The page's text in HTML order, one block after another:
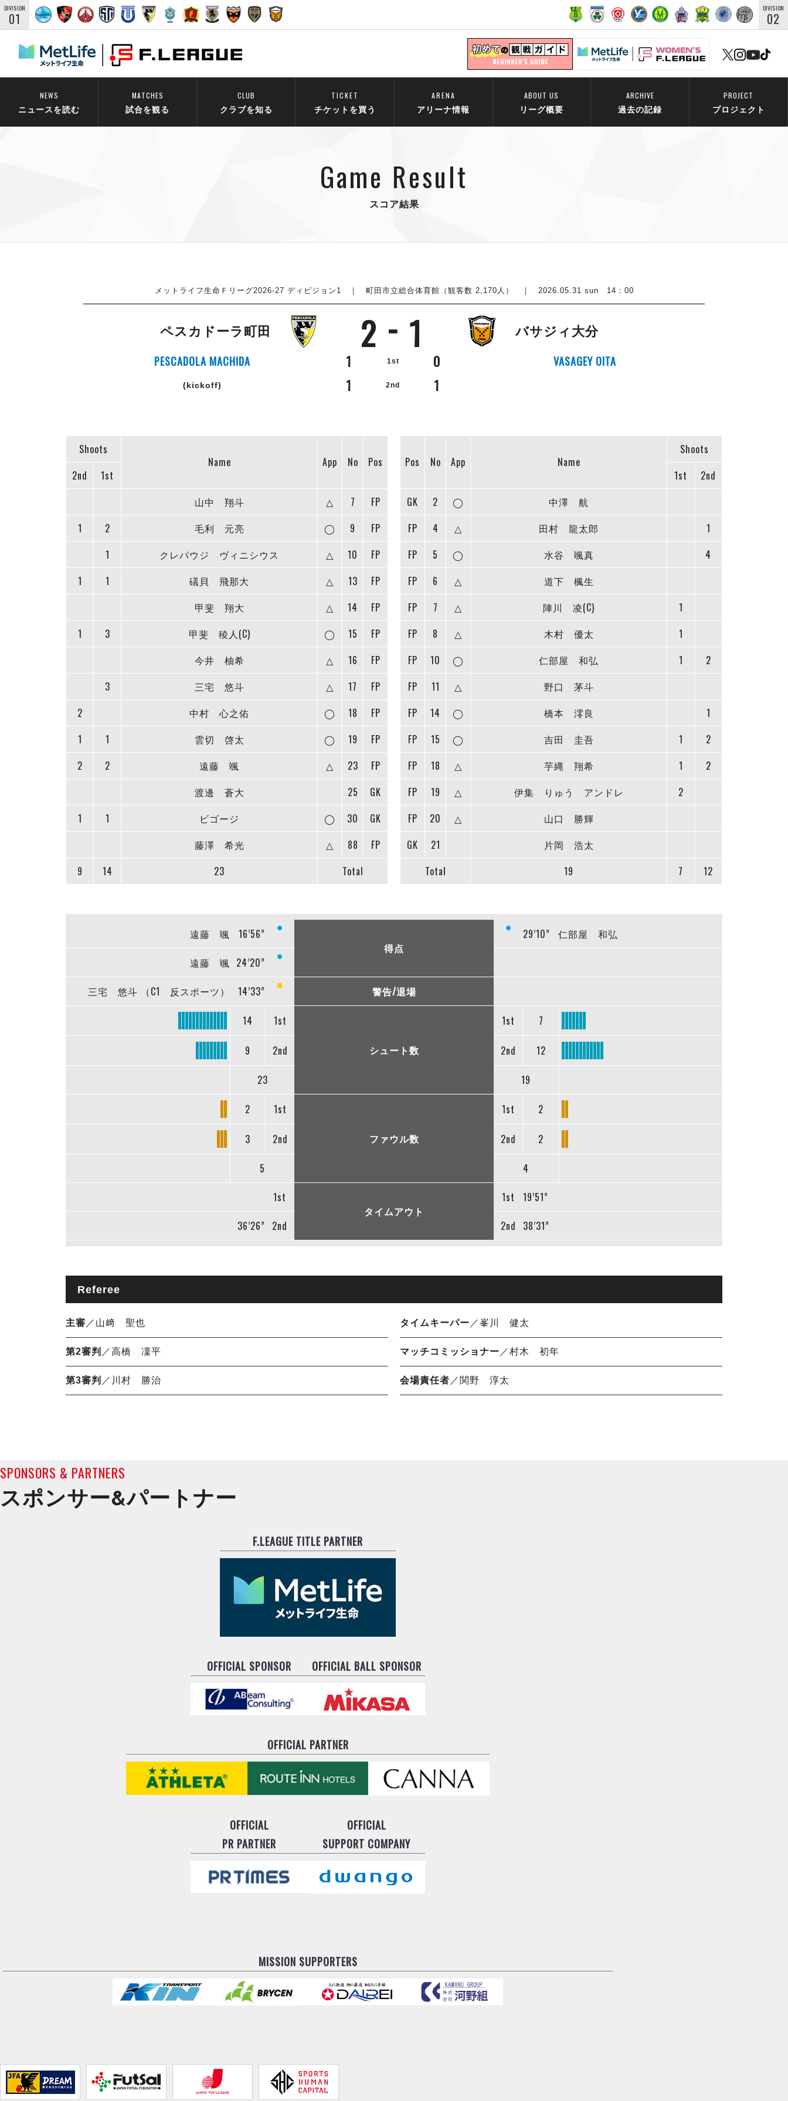
DIVISION
01
DIVISION
02
NEWS
ニュースを読む
MATCHES
試合を観る
CLUB
クラブを知る
TICKET
チケットを買う
ARENA
アリーナ情報
ABOUT US
リーグ概要
ARCHIVE
過去の記録
PROJECT
プロジェクト
Game Result
スコア結果
メットライフ生命Ｆリーグ2026-27 ディビジョン1 ｜ 町田市立総合体育館（観客数 2,170人） ｜ 2026.05.31 sun 14：00
ペスカドーラ町田 2 1 バサジィ大分
PESCADOLA MACHIDA 1 1st 0 VASAGEY OITA
(kickoff) 1 2nd 1
Shoots
Name
App No
Pos
2nd
1st
山中 翔斗
△ 7
FP
1
2 毛利 元亮 ◯ 9
FP
1
クレパウジ ヴィニシウス △ 10
FP
1
1 礒貝 飛那大 △ 13
FP
甲斐 翔大
△ 14
FP
1
3 甲斐 稜人(C) ◯ 15
FP
今井 柚希
△ 16
FP
3
三宅 悠斗 △ 17
FP
2
中村 心之佑 ◯ 18
FP
1
1 雲切 啓太 ◯ 19
FP
2
2 遠藤 颯 △ 23
FP
渡邊 蒼大
25
GK
1
1 ビゴージ ◯ 30
GK
藤澤 希光
△ 88
FP
9
14 23 Total
Pos No App Name
Shoots
1st
2nd
GK
2 ◯
中澤 航
FP
4 △ 田村 龍太郎
1
FP
5 ◯ 水谷 颯真
4
FP
6 △
道下 楓生
FP
7 △ 陣川 凌(C)
1
FP
8 △ 木村 優太
1
FP
10 ◯ 仁部屋 和弘 1
2
FP
11 △
野口 茅斗
FP
14 ◯ 橋本 澪良
1
FP
15 ◯ 吉田 圭吾 1
2
FP
18 △ 芋縄 翔希 1
2
FP
19 △ 伊集 りゅう アンドレ
2
FP
20 △
山口 勝輝
GK
21
片岡 浩太
Total
19 7 12
遠藤 颯
16’56”
得点
29’10” 仁部屋 和弘
遠藤 颯 24’20”
三宅 悠斗 （C1 反スポーツ） 14’33” 警告/退場
14 1st
シュート数
1st 7
9 2nd 2nd 12
23 19
2 1st
ファウル数
1st 2
3 2nd 2nd 2
5 4
1st
タイムアウト
1st 19’51”
36’26” 2nd 2nd 38’31”
Referee
主審 ／山﨑 聖也
第2審判 ／高橋 凜平
第3審判 ／川村 勝治
タイムキーパー ／峯川 健太
マッチコミッショナー ／村木 初年
会場責任者 ／関野 淳太
SPONSORS & PARTNERS
スポンサー&パートナー
F.LEAGUE TITLE PARTNER
OFFICIAL SPONSOR OFFICIAL BALL SPONSOR
OFFICIAL PARTNER
OFFICIAL
PR PARTNER
OFFICIAL
SUPPORT COMPANY
MISSION SUPPORTERS